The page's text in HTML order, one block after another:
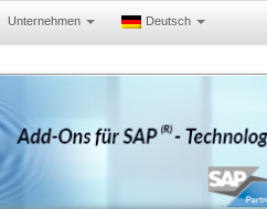
Unternehmen Deutsch